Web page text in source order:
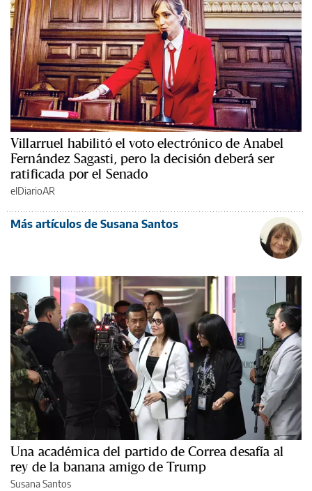
Villarruel habilitó el voto electrónico de Anabel
Fernández Sagasti, pero la decisión deberá ser
ratificada por el Senado
elDiarioAR
Más artículos de Susana Santos
Una académica del partido de Correa desafía al
rey de la banana amigo de Trump
Susana Santos